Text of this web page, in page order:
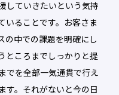
していきたいという気持
いることです。お客さま
の中での課題を明確にし
ところまでしっかりと提
でを全部一気通貫で行え
す。それがないと今の日